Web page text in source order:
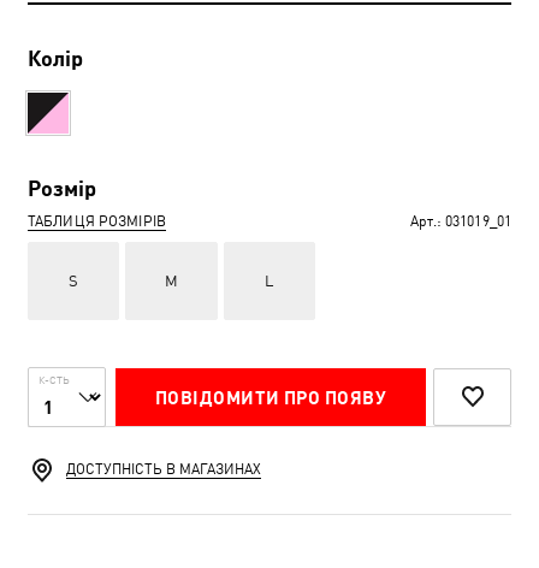
Колір
Розмір
ТАБЛИЦЯ РОЗМІРІВ Арт.: 031019_01
S M L
К-СТЬ
ПОВІДОМИТИ ПРО ПОЯВУ
ДОСТУПНІСТЬ В МАГАЗИНАХ